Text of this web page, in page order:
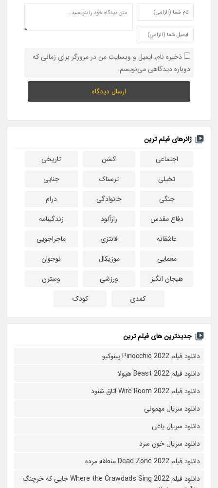
ذخیره نام، ایمیل و وبسایت من در مرورگر برای زمانی که
دوباره دیدگاهی می‌نویسم.
ژانرهای فیلم ترین
اجتماعی
اکشن
تاریخی
تخیلی
ترسناک
جنایی
جنگی
خانوادگی
درام
دفاع مقدس
رازآلود
زندگینامه
عاشقانه
فانتزی
ماجراجویی
معمایی
موزیکال
نوجوان
هیجان انگیز
ورزشی
وسترن
کمدی
کودک
جدیدترین های فیلم ترین
دانلود فیلم Pinocchio 2022 پینوکیو
دانلود فیلم Beast 2022 هیولا
دانلود فیلم Wire Room 2022 اتاق شنود
دانلود سریال مهمونی
دانلود سریال یاغی
دانلود سریال خون سرد
دانلود فیلم 2022 Dead Zone منطقه مرده
دانلود فیلم Where the Crawdads Sing 2022 جایی که خرچنگ